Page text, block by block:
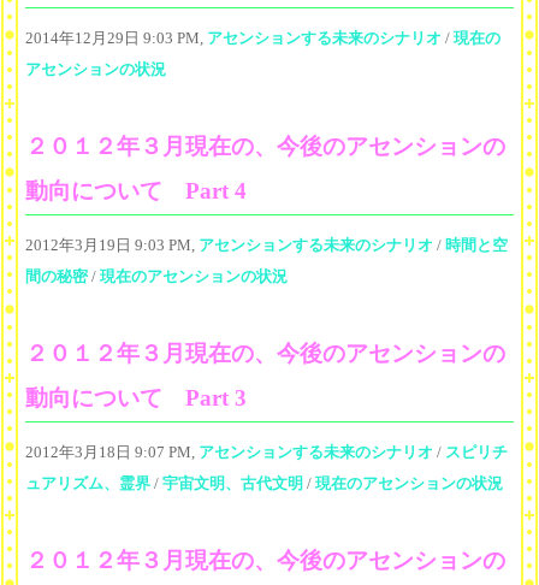
2014年12月29日 9:03 PM, アセンションする未来のシナリオ / 現在の
アセンションの状況
２０１２年３月現在の、今後のアセンションの
動向について Part 4
2012年3月19日 9:03 PM, アセンションする未来のシナリオ / 時間と空
間の秘密/ 現在のアセンションの状況
２０１２年３月現在の、今後のアセンションの
動向について Part 3
2012年3月18日 9:07 PM, アセンションする未来のシナリオ / スピリチ
ュアリズム、霊界 / 宇宙文明、古代文明 / 現在のアセンションの状況
２０１２年３月現在の、今後のアセンションの